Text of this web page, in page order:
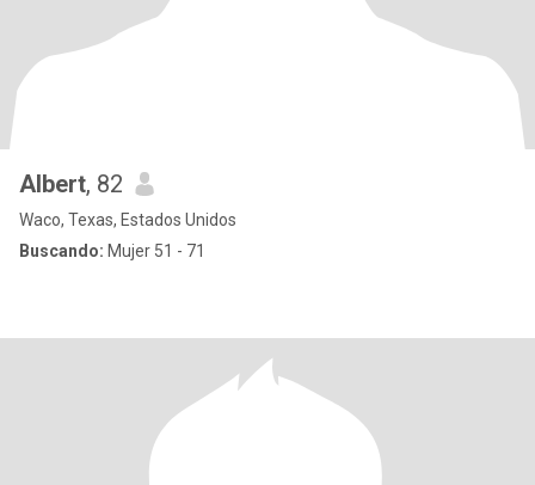
Albert, 82
Waco, Texas, Estados Unidos
Buscando: Mujer 51 - 71